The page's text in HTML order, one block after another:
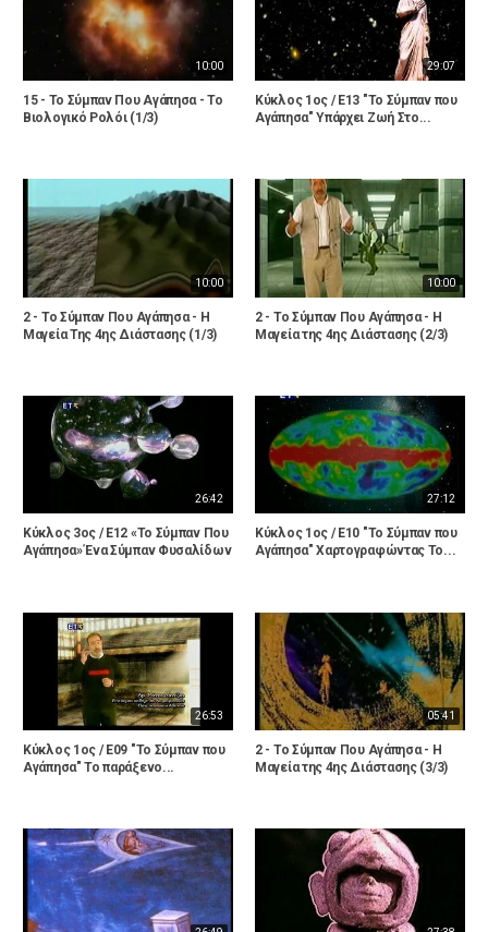
10:00
15 - Το Σύμπαν Που Αγάπησα - Το
Βιολογικό Ρολόι (1/3)
29:07
Κύκλος 1ος / Ε13 "Το Σύμπαν που
Αγάπησα" Υπάρχει Ζωή Στο...
10:00
2 - Το Σύμπαν Που Αγάπησα - Η
Μαγεία Της 4ης Διάστασης (1/3)
10:00
2 - Το Σύμπαν Που Αγάπησα - Η
Μαγεία της 4ης Διάστασης (2/3)
26:42
Κύκλος 3ος / Ε12 «Το Σύμπαν Που
Αγάπησα» Ένα Σύμπαν Φυσαλίδων
27:12
Κύκλος 1ος / Ε10 "Το Σύμπαν που
Αγάπησα" Χαρτογραφώντας Το...
26:53
Κύκλος 1ος / Ε09 "Το Σύμπαν που
Αγάπησα" Το παράξενο...
05:41
2 - Το Σύμπαν Που Αγάπησα - Η
Μαγεία της 4ης Διάστασης (3/3)